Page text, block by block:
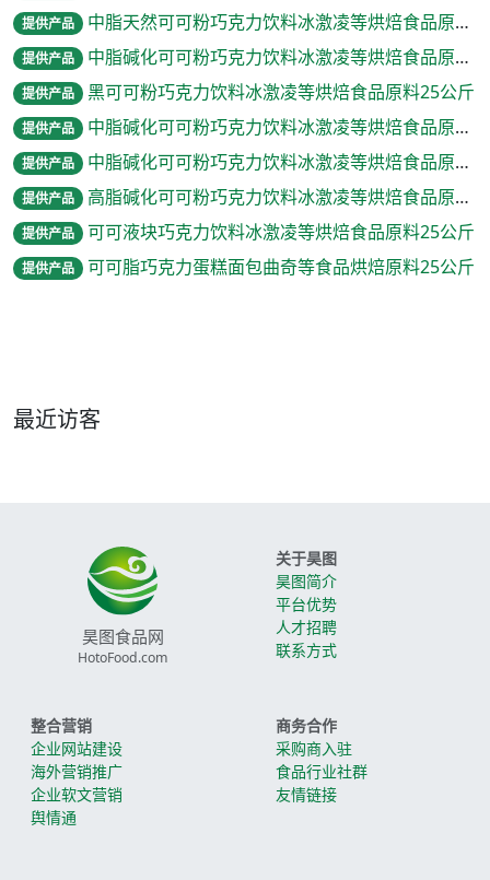
提供产品 中脂天然可可粉巧克力饮料冰激凌等烘焙食品原料25公斤
提供产品 中脂碱化可可粉巧克力饮料冰激凌等烘焙食品原料25公斤
提供产品 黑可可粉巧克力饮料冰激凌等烘焙食品原料25公斤
提供产品 中脂碱化可可粉巧克力饮料冰激凌等烘焙食品原料1公斤
提供产品 中脂碱化可可粉巧克力饮料冰激凌等烘焙食品原料316克/罐
提供产品 高脂碱化可可粉巧克力饮料冰激凌等烘焙食品原料1公斤
提供产品 可可液块巧克力饮料冰激凌等烘焙食品原料25公斤
提供产品 可可脂巧克力蛋糕面包曲奇等食品烘焙原料25公斤
最近访客
昊图食品网
HotoFood.com
关于昊图
昊图简介
平台优势
人才招聘
联系方式
整合营销
企业网站建设
海外营销推广
企业软文营销
舆情通
商务合作
采购商入驻
食品行业社群
友情链接